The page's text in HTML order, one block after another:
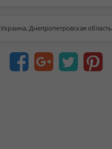
Украина, Днепропетровская область